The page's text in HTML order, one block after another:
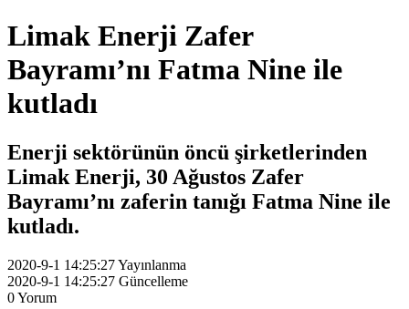
Limak Enerji Zafer
Bayramı’nı Fatma Nine ile
kutladı
Enerji sektörünün öncü şirketlerinden
Limak Enerji, 30 Ağustos Zafer
Bayramı’nı zaferin tanığı Fatma Nine ile
kutladı.
2020-9-1 14:25:27Yayınlanma
2020-9-1 14:25:27 Güncelleme
0Yorum